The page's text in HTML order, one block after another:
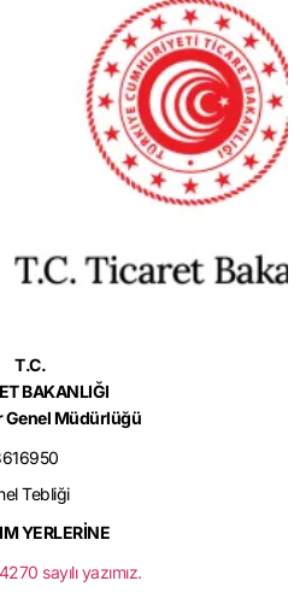
T.C.
BAKANLIĞI
Genel Müdürlüğü
Tebliği
YERLERİNE
sayılı yazımız.